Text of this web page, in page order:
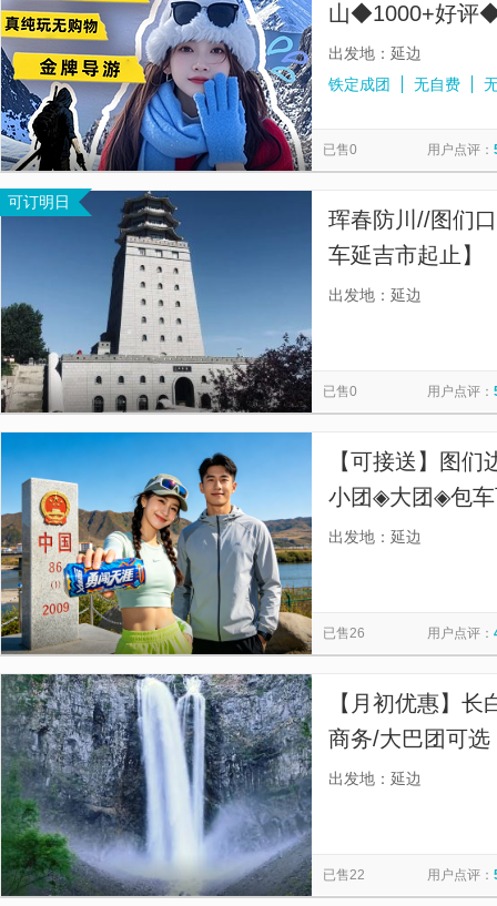
山◆1000+好评
出发地：延边
铁定成团
无自费
已售0 用户点评：
可订明日
珲春防川//图们
车延吉市起止】
独立包车，深度
出发地：延边
已售0 用户点评：
【可接送】图
小团◈大团◈包
藏套路，无强制
出发地：延边
已售26 用户点评：
【月初优惠】
商务/大巴团可
动，精华景点全
出发地：延边
已售22 用户点评：